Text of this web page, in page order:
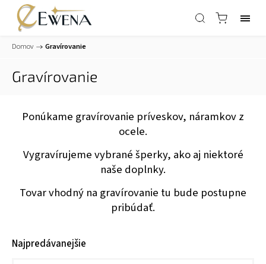
Domov / Gravírovanie
Gravírovanie
Ponúkame gravírovanie príveskov, náramkov z
ocele.
Vygravírujeme vybrané šperky, ako aj niektoré
naše doplnky.
Tovar vhodný na gravírovanie tu bude postupne
pribúdať.
Najpredávanejšie